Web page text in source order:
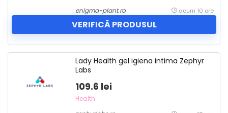
enigma-plant.ro
acum 10 ore
VERIFICĂ PRODUSUL
Lady Health gel igiena intima Zephyr
Labs
109.6 lei
Health